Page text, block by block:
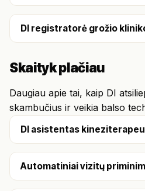
DI registratorė grožio
Skaityk plačiau
Daugiau apie tai, kaip DI
skambučius ir veikia balso
DI asistentas
Automatiniai vizitų